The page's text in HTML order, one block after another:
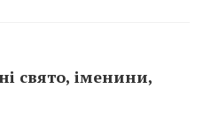
свято, іменини,